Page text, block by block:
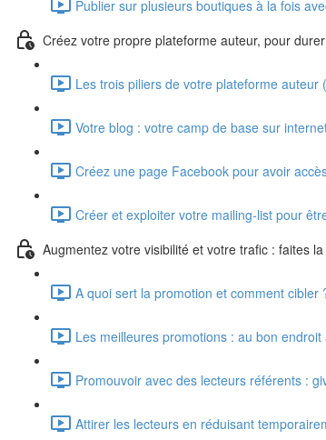
Publier sur plusieurs boutiques à la fois
Créez votre propre plateforme auteur, pour durer
Les trois piliers de votre plateforme auteur
Votre blog : votre camp de base sur
Créez une page Facebook pour avoir
Créer et exploiter votre mailing-list pour
Augmentez votre visibilité et votre trafic : faites
A quoi sert la promotion et comment cibler
Les meilleures promotions : au bon
Promouvoir avec des lecteurs référents :
Attirer les lecteurs en réduisant